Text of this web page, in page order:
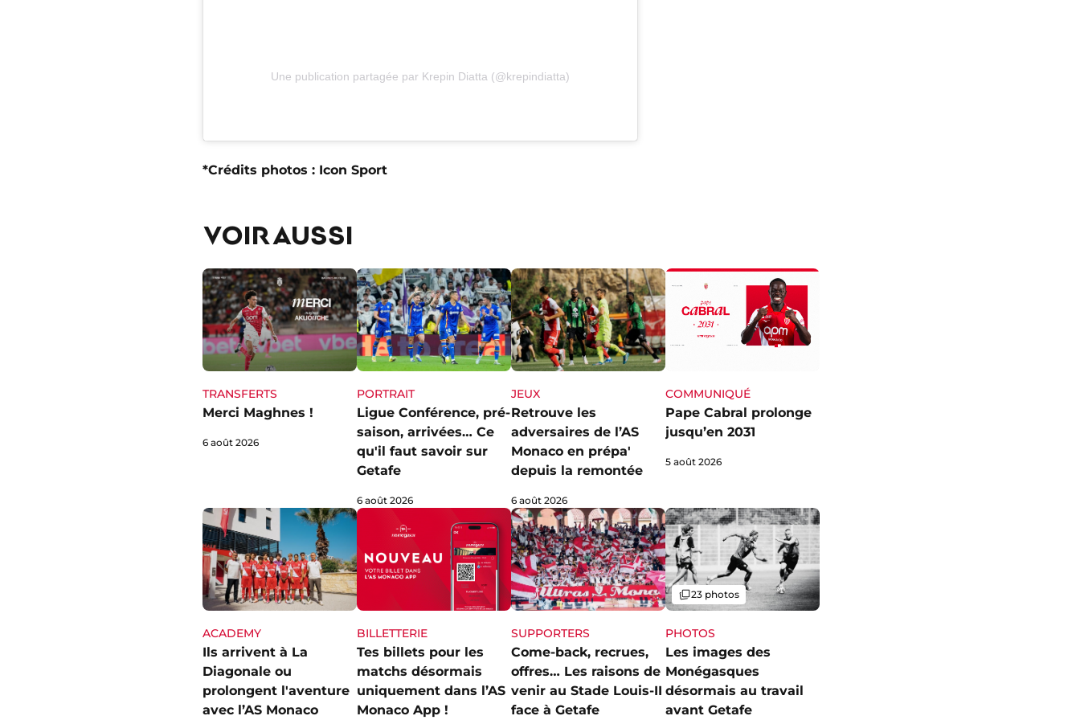
Une publication partagée par Krepin Diatta (@krepindiatta)
*Crédits photos : Icon Sport
VOIR AUSSI
TRANSFERTS
Merci Maghnes !
6 août 2026
PORTRAIT
Ligue Conférence, pré-
saison, arrivées… Ce
qu'il faut savoir sur
Getafe
6 août 2026
JEUX
Retrouve les
adversaires de l’AS
Monaco en prépa'
depuis la remontée
6 août 2026
COMMUNIQUÉ
Pape Cabral prolonge
jusqu’en 2031
5 août 2026
ACADEMY
Ils arrivent à La
Diagonale ou
prolongent l'aventure
avec l’AS Monaco
BILLETTERIE
Tes billets pour les
matchs désormais
uniquement dans l’AS
Monaco App !
SUPPORTERS
Come-back, recrues,
offres… Les raisons de
venir au Stade Louis-II
face à Getafe
PHOTOS
Les images des
Monégasques
désormais au travail
avant Getafe
Galerie
23 photos